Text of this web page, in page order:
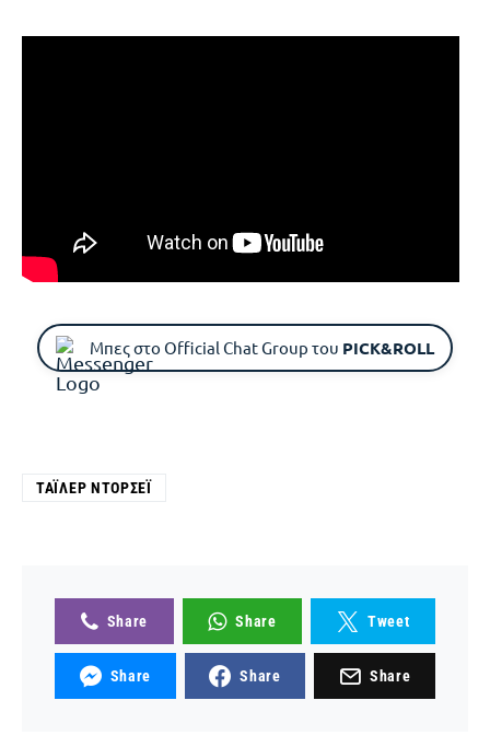
Μπες στο Official Chat Group του PICK&ROLL
ΤΆΙΛΕΡ ΝΤΌΡΣΕΪ
Share Share Tweet
Share Share Share